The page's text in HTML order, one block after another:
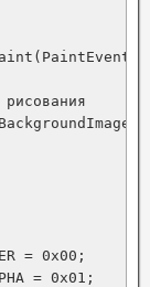
рисования
= 0x00;
= 0x01;